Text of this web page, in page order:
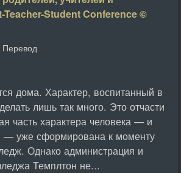
Teacher-Student Conference ©
Перевод
дома. Характер, воспитанный в
лишь так много. Это отчасти
часть характера человека — и
— уже сформирована к моменту
Однако администрация и
Темплтон не...